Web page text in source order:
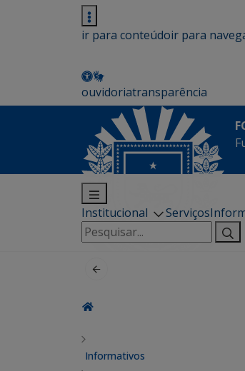
ir para conteúdoir para
ouvidoriatransparência
Institucional Serviços
Pesquisar
por:
Informativos